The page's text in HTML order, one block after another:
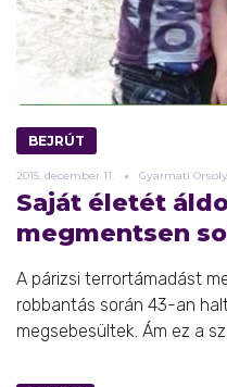
BEJRÚT
2015. december 11. Gyarmati
Saját életét
megmentsen
A párizsi terrortámadást
robbantás során 43-an
megsebesültek. Ám ez a